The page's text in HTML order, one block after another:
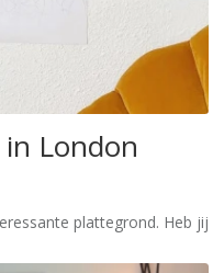
London
plattegrond. Heb jij